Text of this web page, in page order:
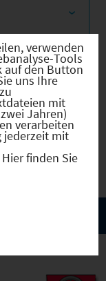
verwenden
Tools
auf den Button
uns Ihre
mit
Jahren)
verarbeiten
jederzeit mit
finden Sie